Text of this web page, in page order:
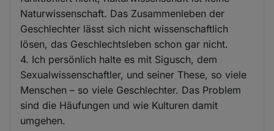
Naturwissenschaft. Das Zusammenleben der
Geschlechter lässt sich nicht wissenschaftlich
lösen, das Geschlechtsleben schon gar nicht.
4. Ich persönlich halte es mit Sigusch, dem
Sexualwissenschaftler, und seiner These, so viele
Menschen – so viele Geschlechter. Das Problem
sind die Häufungen und wie Kulturen damit
umgehen.